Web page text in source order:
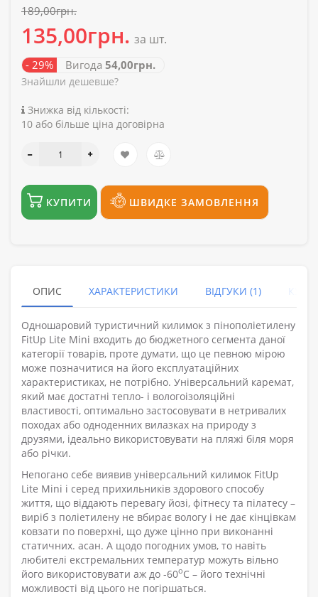
189,00грн.
135,00грн. за шт.
- 29% Вигода 54,00грн.
Знайшли дешевше?
Знижка від кількості:
10 або більше ціна договірна
КУПИТИ ШВИДКЕ ЗАМОВЛЕННЯ
ОПИС ХАРАКТЕРИСТИКИ ВІДГУКИ (1)
Одношаровий туристичний килимок з пінополіетилену
FitUp Lite Mini входить до бюджетного сегмента даної
категорії товарів, проте думати, що це певною мірою
може позначитися на його експлуатаційних
характеристиках, не потрібно. Універсальний каремат,
який має достатні тепло- і вологоізоляційні
властивості, оптимально застосовувати в нетривалих
походах або одноденних вилазках на природу з
друзями, ідеально використовувати на пляжі біля моря
або річки.
Непогано себе виявив універсальний килимок FitUp
Lite Mini і серед прихильників здорового способу
життя, що віддають перевагу йозі, фітнесу та пілатесу –
виріб з поліетилену не вбирає вологу і не дає кінцівкам
ковзати по поверхні, що дуже цінно при виконанні
статичних. асан. А щодо погодних умов, то навіть
любителі екстремальних температур можуть вільно
його використовувати аж до -60оС – його технічні
можливості від цього не погіршаться.